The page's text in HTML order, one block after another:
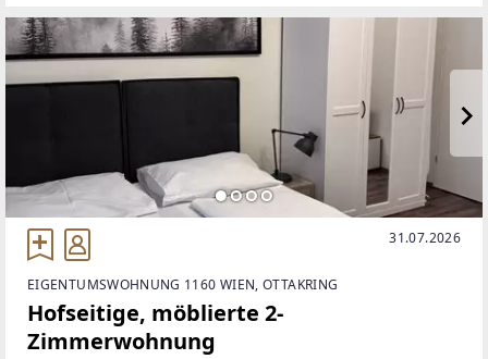
31.07.2026
EIGENTUMSWOHNUNG 1160 WIEN, OTTAKRING
Hofseitige, möblierte 2-
Zimmerwohnung